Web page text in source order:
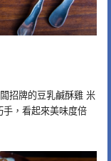
招牌的豆乳鹹酥雞 米
手，看起來美味度倍